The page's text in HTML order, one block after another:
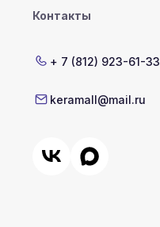
Контакты
+ 7 (812) 923-61-33
keramall@mail.ru